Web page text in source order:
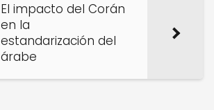
El impacto del Corán
en la
estandarización del
árabe